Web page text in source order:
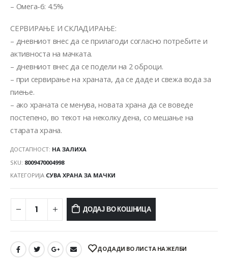
– Омега-6: 4.5%
СЕРВИРАЊЕ И СКЛАДИРАЊЕ:
– дневниот внес да се прилагоди согласно потребите и
активноста на мачката.
– дневниот внес да се подели на 2 оброци.
– при сервирање на храната, да се даде и свежа вода за
пиење.
– ако храната се менува, новата храна да се воведе
постепено, во текот на неколку дена, со мешање на
старата храна.
ДОСТАПНОСТ: НА ЗАЛИХА
SKU: 8009470004998
КАТЕГОРИЈА СУВА ХРАНА ЗА МАЧКИ
ДОДАЈ ВО КОШНИЦА
ДОДАДИ ВО ЛИСТА НА ЖЕЛБИ